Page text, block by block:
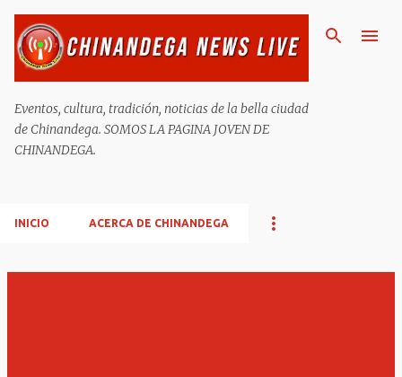
Eventos, cultura, tradición, noticias de la bella ciudad
de Chinandega. SOMOS LA PAGINA JOVEN DE
CHINANDEGA.
INICIO ACERCA DE CHINANDEGA